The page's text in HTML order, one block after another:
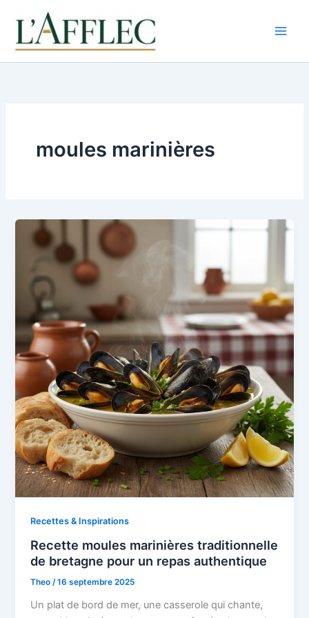
contenu
moules marinières
Recettes & Inspirations
Recette moules marinières traditionnelle
de bretagne pour un repas authentique
Theo /16 septembre 2025
Un plat de bord de mer, une casserole qui chante,